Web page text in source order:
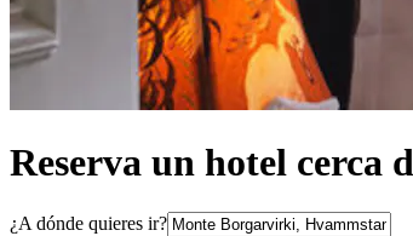
Reserva un hotel
¿A dónde quieres ir?